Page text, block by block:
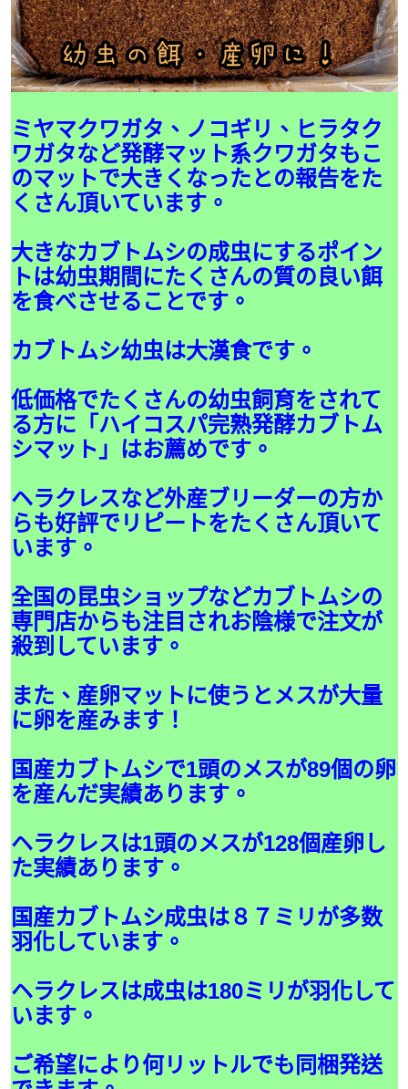
ミヤマクワガタ、ノコギリ、ヒラタク
ワガタなど発酵マット系クワガタもこ
のマットで大きくなったとの報告をた
くさん頂いています。
大きなカブトムシの成虫にするポイン
トは幼虫期間にたくさんの質の良い餌
を食べさせることです。
カブトムシ幼虫は大漢食です。
低価格でたくさんの幼虫飼育をされて
る方に「ハイコスパ完熟発酵カブトム
シマット」はお薦めです。
ヘラクレスなど外産ブリーダーの方か
らも好評でリピートをたくさん頂いて
います。
全国の昆虫ショップなどカブトムシの
専門店からも注目されお陰様で注文が
殺到しています。
また、産卵マットに使うとメスが大量
に卵を産みます！
国産カブトムシで1頭のメスが89個の卵
を産んだ実績あります。
ヘラクレスは1頭のメスが128個産卵し
た実績あります。
国産カブトムシ成虫は８７ミリが多数
羽化しています。
ヘラクレスは成虫は180ミリが羽化して
います。
ご希望により何リットルでも同梱発送